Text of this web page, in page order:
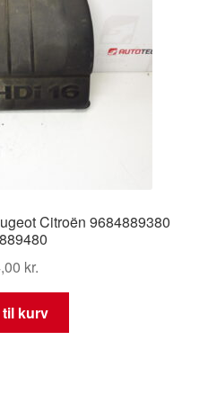
Citroën 9684889380
kr.
kurv